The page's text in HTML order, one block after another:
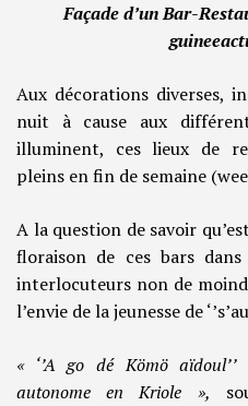
Façade d’un Bar-
Aux décorations diverses,
nuit à cause aux
illuminent, ces lieux de
pleins en fin de semaine
A la question de savoir
floraison de ces bars
interlocuteurs non de
l’envie de la jeunesse de
« ‘’A go dé Kömö
autonome en Kriole »,